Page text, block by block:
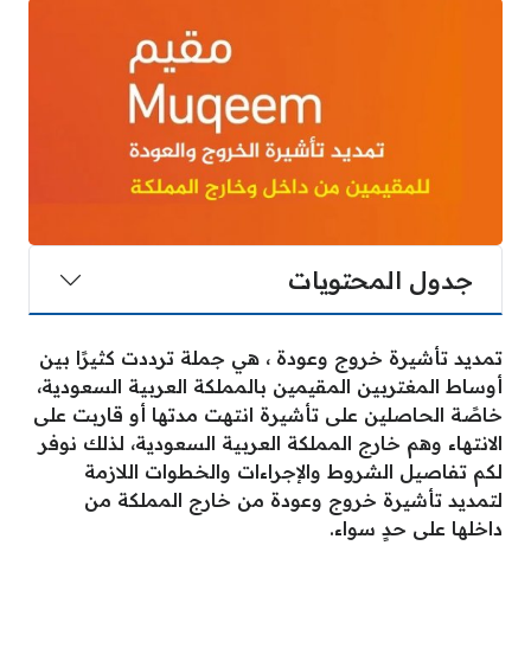
جدول المحتويات
تمديد تأشيرة خروج وعودة ، هي جملة ترددت كثيرًا بين
أوساط المغتربين المقيمين بالمملكة العربية السعودية،
خاصًة الحاصلين على تأشيرة انتهت مدتها أو قاربت على
الانتهاء وهم خارج المملكة العربية السعودية، لذلك نوفر
لكم تفاصيل الشروط والإجراءات والخطوات اللازمة
لتمديد تأشيرة خروج وعودة من خارج المملكة من
داخلها على حدٍ سواء.